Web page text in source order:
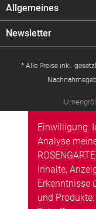
Allgemeines
Newsletter
* Alle Preise inkl.
Einwilligung:
Analyse
Inhalte,
Erkenntnisse
und